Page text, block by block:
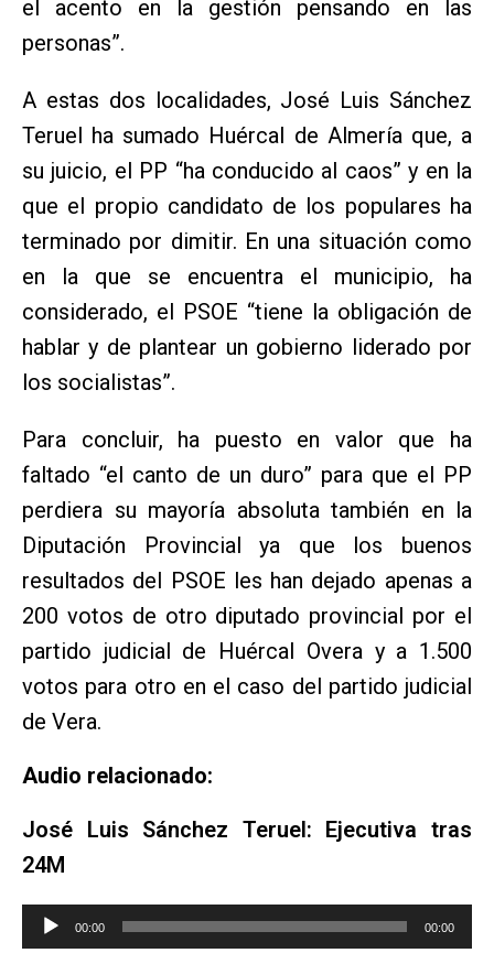
el acento en la gestión pensando en las
personas”.
A estas dos localidades, José Luis Sánchez
Teruel ha sumado Huércal de Almería que, a
su juicio, el PP “ha conducido al caos” y en la
que el propio candidato de los populares ha
terminado por dimitir. En una situación como
en la que se encuentra el municipio, ha
considerado, el PSOE “tiene la obligación de
hablar y de plantear un gobierno liderado por
los socialistas”.
Para concluir, ha puesto en valor que ha
faltado “el canto de un duro” para que el PP
perdiera su mayoría absoluta también en la
Diputación Provincial ya que los buenos
resultados del PSOE les han dejado apenas a
200 votos de otro diputado provincial por el
partido judicial de Huércal Overa y a 1.500
votos para otro en el caso del partido judicial
de Vera.
Audio relacionado:
José Luis Sánchez Teruel: Ejecutiva tras
24M
Reproductor
00:00 00:00